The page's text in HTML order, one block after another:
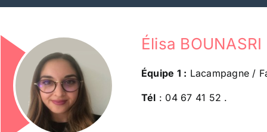
Passer
contenu
Élisa
Équipe 1 : Lacampagne /
Tél : 04 67 41 52 .